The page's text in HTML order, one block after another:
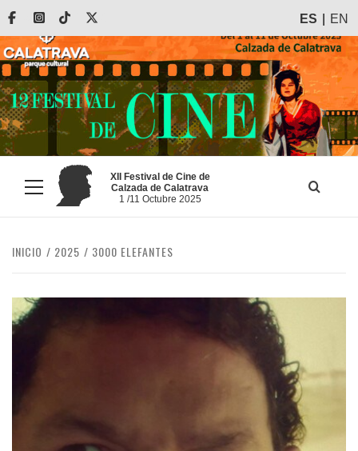
Saltar
contenido
FacebookInstagram
Tiktok ES EN
Menú
principal
XII Festival de Cine de
Calzada de Calatrava
1 /11 Octubre 2025
INICIO 2025 3000 ELEFANTES